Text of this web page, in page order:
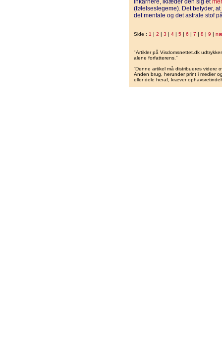
inkarnere, iklæder den sig et
(følelseslegeme). Det betyder,
det mentale og det astrale stof
Side : 1 | 2 | 3 | 4 | 5 | 6 | 7 | 8 | 9 |
"Artikler på Visdomsnettet.dk
alene forfatterens.”
”Denne artikel må distribueres videre
Anden brug, herunder print i medier
eller dele heraf, kræver